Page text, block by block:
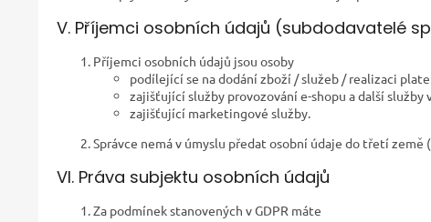
V. Příjemci osobních údajů (subdodavatelé
Příjemci osobních údajů jsou osoby
podílející se na dodání zboží / služeb / realizaci
zajišťující služby provozování e-shopu a další služby
zajišťující marketingové služby.
Správce nemá v úmyslu předat osobní údaje do třetí
VI. Práva subjektu osobních údajů
Za podmínek stanovených v GDPR máte